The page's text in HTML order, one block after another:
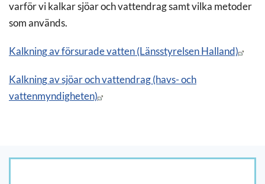
varför vi kalkar sjöar och vattendrag samt vilka metoder
som används.
Kalkning av försurade vatten (Länsstyrelsen Halland)
Kalkning av sjöar och vattendrag (havs- och
vattenmyndigheten)